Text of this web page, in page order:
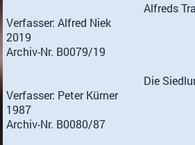
Alfreds
Verfasser: Alfred Niek
2019
Archiv-Nr. B0079/19
Die
Verfasser: Peter Kürner
1987
Archiv-Nr. B0080/87